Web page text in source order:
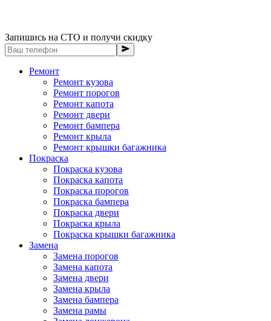
Запишись на СТО и получи скидку
Ремонт
Ремонт кузова
Ремонт порогов
Ремонт капота
Ремонт двери
Ремонт бампера
Ремонт крыла
Ремонт крышки багажника
Покраска
Покраска кузова
Покраска капота
Покраска порогов
Покраска бампера
Покраска двери
Покраска крыла
Покраска крышки багажника
Замена
Замена порогов
Замена капота
Замена двери
Замена крыла
Замена бампера
Замена рамы